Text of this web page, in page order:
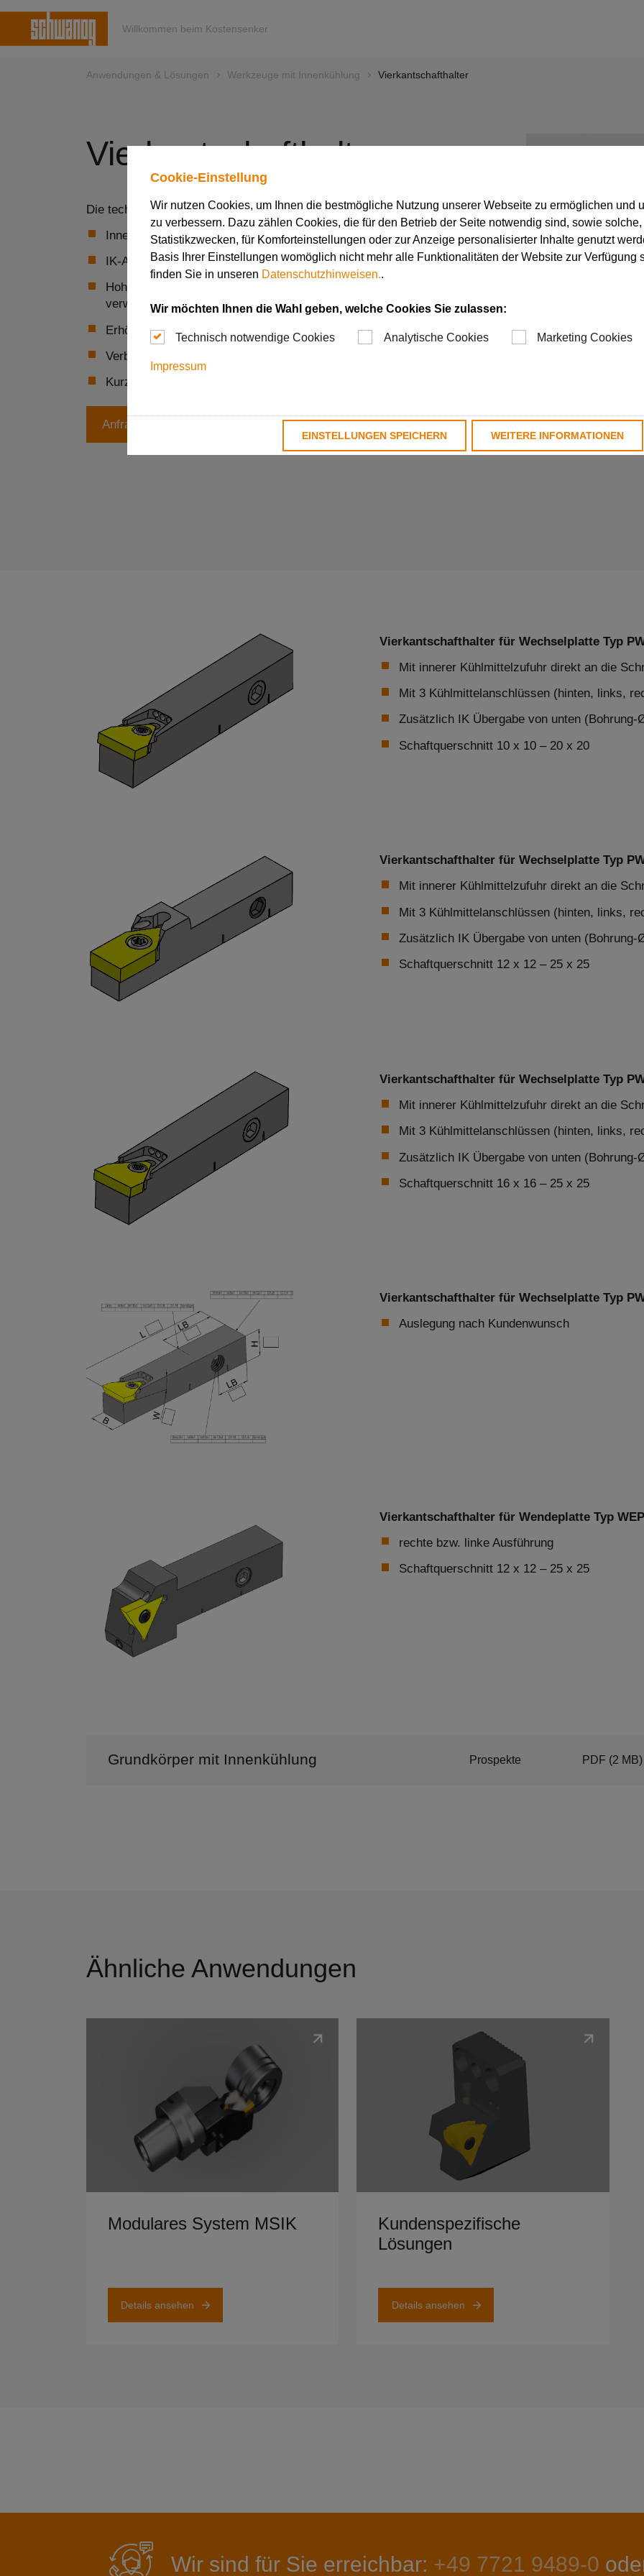
Cookie-Einstellung
Wir nutzen Cookies, um Ihnen die bestmögliche Nutzung unserer Webseite zu ermöglichen und
zu verbessern. Dazu zählen Cookies, die für den Betrieb der Seite notwendig sind, sowie
Statistikzwecken, für Komforteinstellungen oder zur Anzeige personalisierter Inhalte genutzt
Basis Ihrer Einstellungen womöglich nicht mehr alle Funktionalitäten der Website zur Verfügung
finden Sie in unseren Datenschutzhinweisen..
Wir möchten Ihnen die Wahl geben, welche Cookies Sie zulassen:
Technisch notwendige Cookies Analytische Cookies Marketing Cookies
Impressum
EINSTELLUNGEN SPEICHERN WEITERE INFORMATIONEN
Willkommen beim Kostensenker
Anwendungen & Lösungen Werkzeuge mit Innenkühlung Vierkantschafthalter
Vierkantschafthalter
Die technischen Fakten im Überblick:
Innere Kühlmittelzufuhr direkt an die Schneide
IK-Anschlüsse links, rechts, hinten und unten
Hohe Flexibilität, in sämtlichen VDI-Grundaufnahmen
verwendbar
Erhöhung der Standzeiten durch gezielte Kühlung
Verbesserter Spanablauf
Kurze, kompakte Werkzeug- und Kopflängen
Anfrage senden
Vierkantschafthalter für Wechselplatte Typ
Mit innerer Kühlmittelzufuhr direkt an die
Mit 3 Kühlmittelanschlüssen (hinten, links,
Zusätzlich IK Übergabe von unten (Bohrung-
Schaftquerschnitt 10 x 10 – 20 x 20
Vierkantschafthalter für Wechselplatte Typ
Mit innerer Kühlmittelzufuhr direkt an die
Mit 3 Kühlmittelanschlüssen (hinten, links,
Zusätzlich IK Übergabe von unten (Bohrung-
Schaftquerschnitt 12 x 12 – 25 x 25
Vierkantschafthalter für Wechselplatte Typ
Mit innerer Kühlmittelzufuhr direkt an die
Mit 3 Kühlmittelanschlüssen (hinten, links,
Zusätzlich IK Übergabe von unten (Bohrung-
Schaftquerschnitt 16 x 16 – 25 x 25
Vierkantschafthalter für Wechselplatte Typ
Auslegung nach Kundenwunsch
Vierkantschafthalter für Wendeplatte Typ
rechte bzw. linke Ausführung
Schaftquerschnitt 12 x 12 – 25 x 25
Grundkörper mit Innenkühlung Prospekte PDF (2 MB)
Ähnliche Anwendungen
Modulares System MSIK
Details ansehen
Kundenspezifische
Lösungen
Details ansehen
Wir sind für Sie erreichbar: +49 7721 9489-0